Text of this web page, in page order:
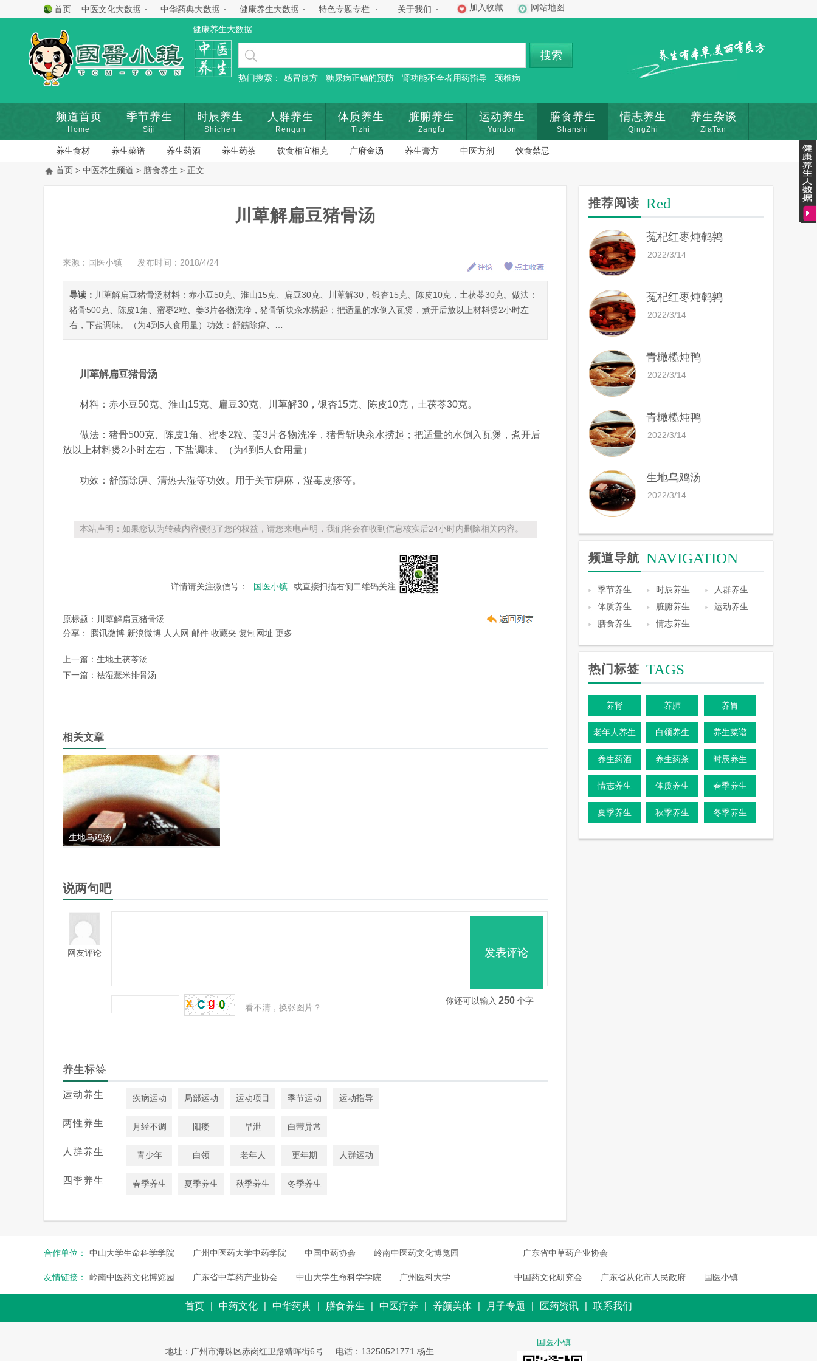
首页 中医文化大数据 中华药典大数据 健康养生大数据 特色专题专栏 关于我们 加入收藏 网站地图
健康养生大数据
搜索
热门搜索： 感冒良方 糖尿病正确的预防 肾功能不全者用药指导 颈椎病
频道首页
Home
季节养生
Siji
时辰养生
Shichen
人群养生
Renqun
体质养生
Tizhi
脏腑养生
Zangfu
运动养生
Yundon
膳食养生
Shanshi
情志养生
QingZhi
养生杂谈
ZiaTan
养生食材 养生菜谱 养生药酒 养生药茶 饮食相宜相克 广府金汤 养生膏方 中医方剂
饮食禁忌
首页 > 中医养生频道 > 膳食养生 > 正文
川萆解扁豆猪骨汤
来源：国医小镇 发布时间：2018/4/24
导读： 川萆解扁豆猪骨汤材料：赤小豆50克、淮山15克、扁豆30克、川萆解30，银杏15克、陈皮10克，土茯苓30克。做法：
猪骨500克、陈皮1角、蜜枣2粒、姜3片各物洗净，猪骨斩块汆水捞起；把适量的水倒入瓦煲，煮开后放以上材料煲2小时左
右，下盐调味。（为4到5人食用量）功效：舒筋除痹、…
川萆解扁豆猪骨汤
材料：赤小豆50克、淮山15克、扁豆30克、川萆解30，银杏15克、陈皮10克，土茯苓30克。
做法：猪骨500克、陈皮1角、蜜枣2粒、姜3片各物洗净，猪骨斩块汆水捞起；把适量的水倒入瓦煲，煮开后
放以上材料煲2小时左右，下盐调味。（为4到5人食用量）
功效：舒筋除痹、清热去湿等功效。用于关节痹麻，湿毒皮疹等。
本站声明：如果您认为转载内容侵犯了您的权益，请您来电声明，我们将会在收到信息核实后24小时内删除相关内容。
详情请关注微信号： 国医小镇 或直接扫描右侧二维码关注
原标题： 川萆解扁豆猪骨汤
分享：
腾讯微博 新浪微博 人人网 邮件 收藏夹 复制网址 更多
上一篇： 生地土茯苓汤
下一篇： 祛湿薏米排骨汤
相关文章
生地乌鸡汤
说两句吧
网友评论 发表评论
看不清，换张图片？
你还可以输入 250个字
养生标签
运动养生 | 疾病运动 局部运动 运动项目 季节运动 运动指导
两性养生 | 月经不调 阳痿 早泄 白带异常
人群养生 | 青少年 白领 老年人 更年期 人群运动
四季养生 | 春季养生 夏季养生 秋季养生 冬季养生
推荐阅读 Red
菟杞红枣炖鹌鹑
2022/3/14
菟杞红枣炖鹌鹑
2022/3/14
青橄榄炖鸭
2022/3/14
青橄榄炖鸭
2022/3/14
生地乌鸡汤
2022/3/14
频道导航 NAVIGATION
季节养生 时辰养生
人群养生
体质养生
脏腑养生
运动养生
膳食养生
情志养生
热门标签 TAGS
养肾 养肺 养胃
老年人养生 白领养生 养生菜谱
养生药酒 养生药茶 时辰养生
情志养生 体质养生 春季养生
夏季养生 秋季养生 冬季养生
合作单位： 中山大学生命科学学院 广州中医药大学中药学院 中国中药协会 岭南中医药文化博览园 广东省中草药产业协会
友情链接： 岭南中医药文化博览园 广东省中草药产业协会 中山大学生命科学学院 广州医科大学 中国药文化研究会 广东省从化市人民政府 国医小镇
首页 | 中药文化 | 中华药典 | 膳食养生 | 中医疗养 | 养颜美体 | 月子专题 | 医药资讯 | 联系我们
地址：广州市海珠区赤岗红卫路靖晖街6号 电话：13250521771 杨生
国医小镇